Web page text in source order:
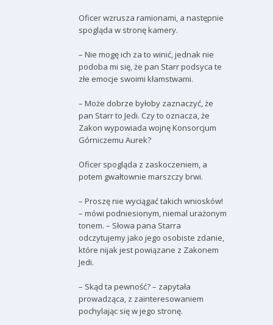
Oficer wzrusza ramionami, a następnie
spogląda w stronę kamery.
– Nie mogę ich za to winić, jednak nie
podoba mi się, że pan Starr podsyca te
złe emocje swoimi kłamstwami.
– Może dobrze byłoby zaznaczyć, że
pan Starr to Jedi. Czy to oznacza, że
Zakon wypowiada wojnę Konsorcjum
Górniczemu Aurek?
Oficer spogląda z zaskoczeniem, a
potem gwałtownie marszczy brwi.
– Proszę nie wyciągać takich wniosków!
– mówi podniesionym, niemal urażonym
tonem. – Słowa pana Starra
odczytujemy jako jego osobiste zdanie,
które nijak jest powiązane z Zakonem
Jedi.
– Skąd ta pewność? – zapytała
prowadząca, z zainteresowaniem
pochylając się w jego stronę.